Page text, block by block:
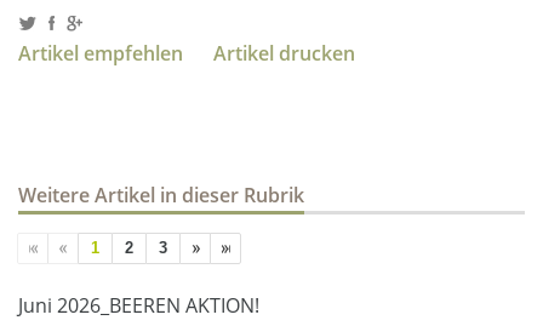
Artikel empfehlen Artikel drucken
Weitere Artikel in dieser Rubrik
1 2 3
Juni 2026_BEEREN AKTION!